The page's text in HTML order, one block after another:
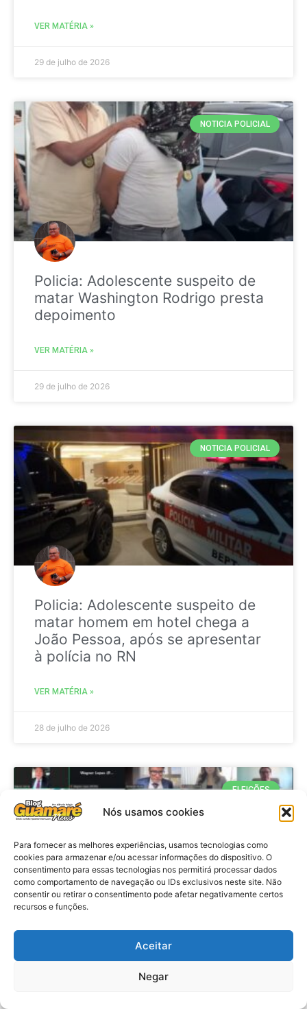
Nós usamos cookies
Para fornecer as melhores experiências, usamos tecnologias como
cookies para armazenar e/ou acessar informações do dispositivo. O
consentimento para essas tecnologias nos permitirá processar dados
como comportamento de navegação ou IDs exclusivos neste site. Não
consentir ou retirar o consentimento pode afetar negativamente certos
recursos e funções.
Aceitar
Negar
VER MATÉRIA »
29 de julho de 2026
NOTICIA POLICIAL
Policia: Adolescente suspeito de
matar Washington Rodrigo presta
depoimento
VER MATÉRIA »
29 de julho de 2026
NOTICIA POLICIAL
Policia: Adolescente suspeito de
matar homem em hotel chega a
João Pessoa, após se apresentar
à polícia no RN
VER MATÉRIA »
28 de julho de 2026
ELEIÇÕES
Eleições 2026: procuradores e
promotores eleitorais realizam
reunião de alinhamento no RN